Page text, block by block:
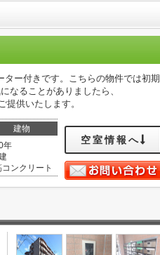
ー付きです。こちらの物件では初期
なることがありましたら、
供いたします。
建物
年
ンクリート
空室情報へ